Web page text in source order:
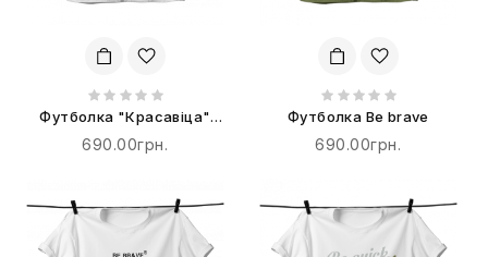
Футболка "Красавіца"
терпіти не буде!
690.00грн.
Футболка Be brave
690.00грн.